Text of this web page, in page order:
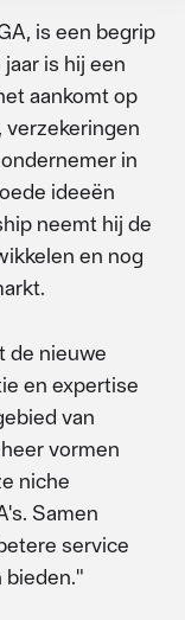
is een begrip
is hij een
aankomt op
in
ideeën
neemt hij de
en nog
de nieuwe
en expertise
van
vormen
niche
Samen
service
bieden."